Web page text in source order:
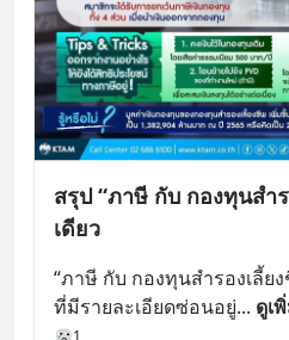
สรุป “ภาษี กับ กองทุนสำ
เดียว
“ภาษี กับ กองทุนสำรองเลี้ย
ที่มีรายละเอียดซ่อนอยู่... ดูเ
1